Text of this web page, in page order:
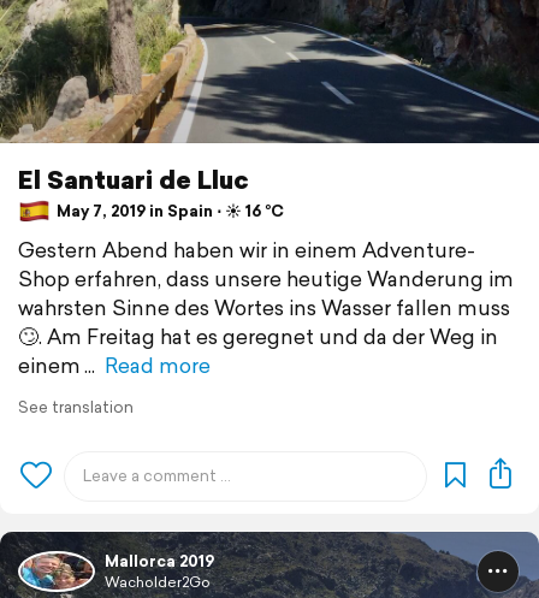
El Santuari de Lluc
May 7, 2019 in Spain ⋅ ☀️ 16 °C
Gestern Abend haben wir in einem Adventure-
Shop erfahren, dass unsere heutige Wanderung im
wahrsten Sinne des Wortes ins Wasser fallen muss
🙄. Am Freitag hat es geregnet und da der Weg in
einem
Read more
See translation
Mallorca 2019
Wacholder2Go